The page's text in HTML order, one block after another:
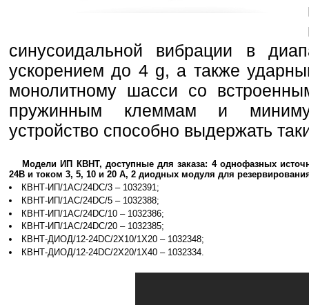
синусоидальной вибрации в
ускорением до 4 g, а также
монолитному шасси со
пружинным клеммам и
устройство способно выдержать
Модели ИП КВНТ, доступные для заказа: 4 однофазных
24В и током 3, 5, 10 и 20 А, 2 диодных модуля для
КВНТ-ИП/1AC/24DC/3 – 1032391;
КВНТ-ИП/1AC/24DC/5 – 1032388;
КВНТ-ИП/1AC/24DC/10 – 1032386;
КВНТ-ИП/1AC/24DC/20 – 1032385;
КВНТ-ДИОД/12-24DC/2X10/1X20 – 1032348;
КВНТ-ДИОД/12-24DC/2X20/1X40 – 1032334.